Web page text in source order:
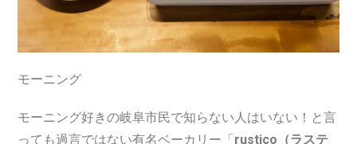
モーニング
モーニング好きの岐阜市民で知らない人はいない！と言
っても過言ではない有名ベーカリー「 rustico（ラステ